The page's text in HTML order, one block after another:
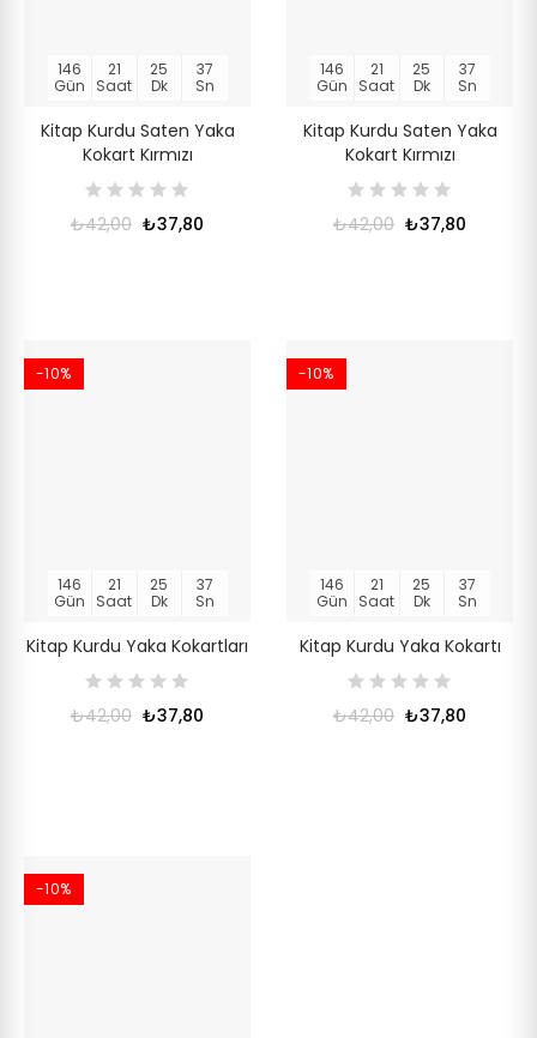
146
Gün
21
Saat
25
Dk
36
Sn
Kitap Kurdu Saten Yaka
Kokart Kırmızı
₺42,00 ₺37,80
146
Gün
21
Saat
25
Dk
36
Sn
Kitap Kurdu Saten Yaka
Kokart Kırmızı
₺42,00 ₺37,80
-10%
146
Gün
21
Saat
25
Dk
36
Sn
Kitap Kurdu Yaka Kokartları
₺42,00 ₺37,80
-10%
146
Gün
21
Saat
25
Dk
36
Sn
Kitap Kurdu Yaka Kokartı
₺42,00 ₺37,80
-10%